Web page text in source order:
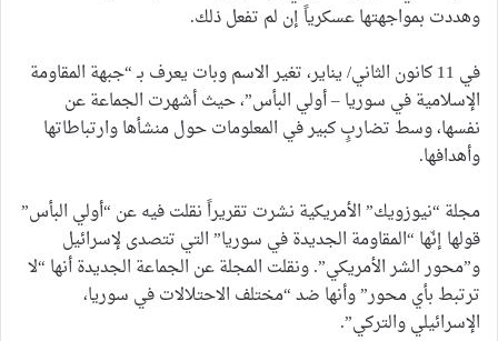
وهددت بمواجهتها عسكرياً إن لم تفعل ذلك.
في 11 كانون الثاني/ يناير، تغير الاسم وبات يعرف بـ “جبهة المقاومة
الإسلامية في سوريا – أولي البأس”، حيث أشهرت الجماعة عن
نفسها، وسط تضاربٍ كبير في المعلومات حول منشأها وارتباطاتها
وأهدافها.
مجلة “نيوزويك” الأمريكية نشرت تقريراً نقلت فيه عن “أولي البأس”
قولها إنّها “المقاومة الجديدة في سوريا” التي تتصدى لإسرائيل
و”محور الشر الأمريكي”. ونقلت المجلة عن الجماعة الجديدة أنها “لا
ترتبط بأي محور” وأنها ضد “مختلف الاحتلالات في سوريا،
الإسرائيلي والتركي”.